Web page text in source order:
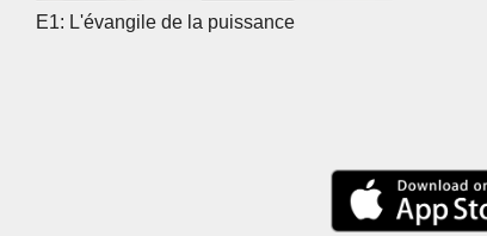
E1: L'évangile de la puissance